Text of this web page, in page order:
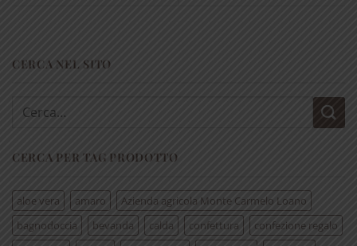
CERCA NEL SITO
Cerca:
CERCA PER TAG PRODOTTO
aloe vera amaro
Azienda agricola Monte Carmelo Loano
bagnodoccia
bevanda calda confettura
confezione regalo